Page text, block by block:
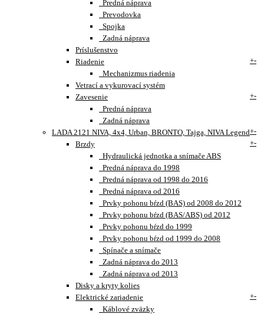
Predná náprava
Prevodovka
Spojka
Zadná náprava
Príslušenstvo
Riadenie
+-
Mechanizmus riadenia
Vetrací a vykurovací systém
Zavesenie
+-
Predná náprava
Zadná náprava
LADA 2121 NIVA, 4x4, Urban, BRONTO, Tajga, NIVA Legend+-
Brzdy
+-
Hydraulická jednotka a snímače ABS
Predná náprava do 1998
Predná náprava od 1998 do 2016
Predná náprava od 2016
Prvky pohonu bŕzd (BAS) od 2008 do 2012
Prvky pohonu bŕzd (BAS/ABS) od 2012
Prvky pohonu bŕzd do 1999
Prvky pohonu bŕzd od 1999 do 2008
Spínače a snímače
Zadná náprava do 2013
Zadná náprava od 2013
Disky a kryty kolies
Elektrické zariadenie
+-
Káblové zväzky